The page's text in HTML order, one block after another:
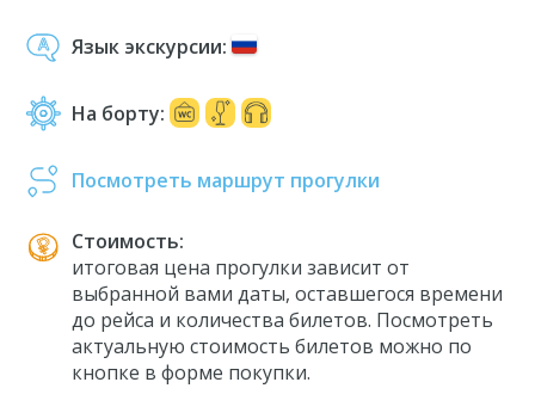
Язык экскурсии:
На борту:
Посмотреть маршрут прогулки
Стоимость:
итоговая цена прогулки зависит от
выбранной вами даты, оставшегося времени
до рейса и количества билетов. Посмотреть
актуальную стоимость билетов можно по
кнопке в форме покупки.